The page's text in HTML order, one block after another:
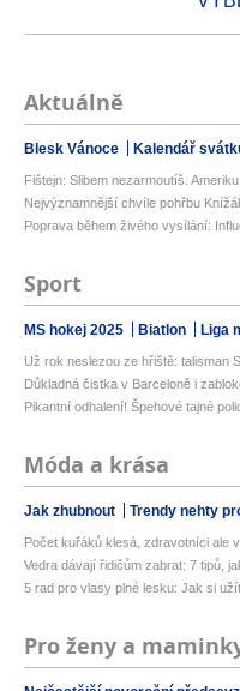
Aktuálně
Blesk Vánoce Kalendář
Fištejn: Slibem nezarmoutíš.
Nejvýznamnější chvíle pohřbu
Poprava během živého vysílání:
Sport
MS hokej 2025 Biatlon Liga
Už rok neslezou ze hřiště: talisman
Důkladná čistka v Barceloně i
Pikantní odhalení! Špehové tajné
Móda a krása
Jak zhubnout Trendy nehty
Počet kuřáků klesá, zdravotníci ale
Vedra dávají řidičům zabrat: 7 tipů,
5 rad pro vlasy plné lesku: Jak si
Pro ženy a